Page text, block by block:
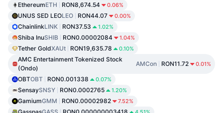
EthereumETH RON8,674.54 0.06%
UNUS SED LEOLEO RON44.07 0.00%
ChainlinkLINK RON37.53 1.02%
Shiba InuSHIB RON0.00002084 1.04%
Tether GoldXAUt RON19,635.78 0.10%
AMC Entertainment Tokenized Stock
(Ondo)
AMCon RON11.72 0.01%
OBTOBT RON0.001338 0.07%
SensaySNSY RON0.0002765 1.20%
GamiumGMM RON0.00002982 7.52%